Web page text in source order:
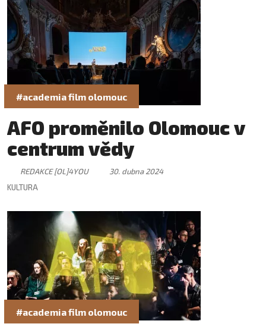
#academia film olomouc
AFO proměnilo Olomouc v
centrum vědy
REDAKCE [OL]4YOU
30. dubna 2024
KULTURA
#academia film olomouc